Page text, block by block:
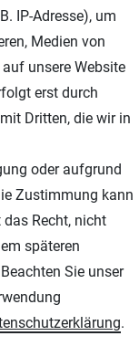
Impressum
IP-Adresse), um
Medien von
unsere Website
erst durch
Dritten, die wir in
oder aufgrund
Zustimmung kann
Recht, nicht
späteren
Sie unser
.